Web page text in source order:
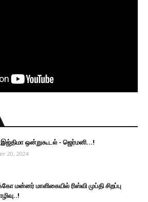
ஒன்றுகூடல் - ஜெர்மனி…!
20, 2024
மன்னர் மாளிகையில் ரிஸ்வி முப்தி சிறப்பு